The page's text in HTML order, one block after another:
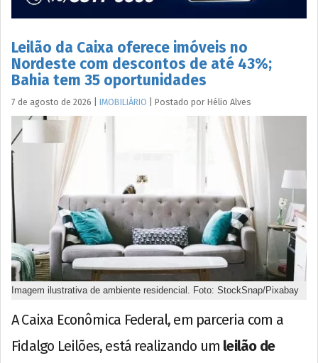
Leilão da Caixa oferece imóveis no
Nordeste com descontos de até 43%;
Bahia tem 35 oportunidades
7 de agosto de 2026 IMOBILIÁRIO Postado por Hélio Alves
Imagem ilustrativa de ambiente residencial. Foto: StockSnap/Pixabay
A Caixa Econômica Federal, em parceria com a
Fidalgo Leilões, está realizando um leilão de